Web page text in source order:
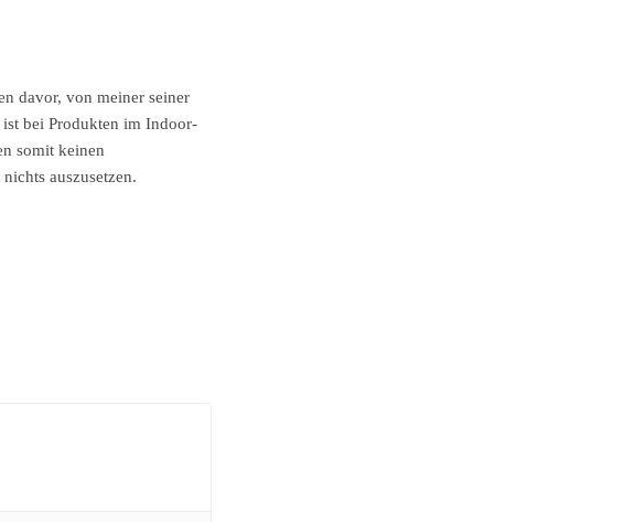
davor, von meiner seiner
bei Produkten im Indoor-
somit keinen
auszusetzen.